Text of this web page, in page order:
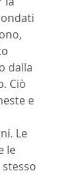
dalla
Ciò
e
Le
le